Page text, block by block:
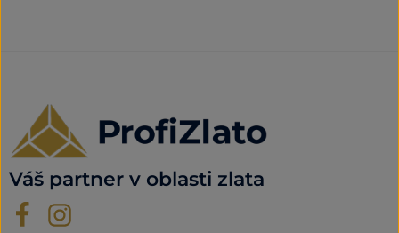
Váš partner v oblasti zlata